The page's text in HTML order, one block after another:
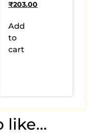
₹203.00
Add
to
cart
like…